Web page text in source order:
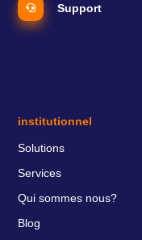
Support
institutionnel
Solutions
Services
Qui sommes nous?
Blog